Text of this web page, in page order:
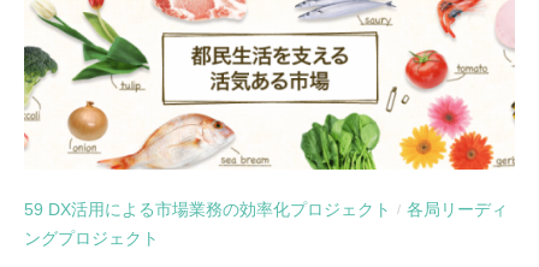
59 DX活用による市場業務の効率化プロジェクト / 各局リーディ
ングプロジェクト